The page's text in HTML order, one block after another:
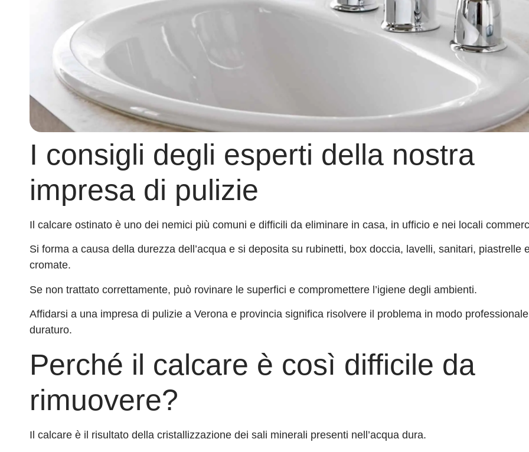
I consigli degli esperti della nostra
impresa di pulizie
Il calcare ostinato è uno dei nemici più comuni e difficili da eliminare in casa, in ufficio e nei locali
Si forma a causa della durezza dell’acqua e si deposita su rubinetti, box doccia, lavelli, sanitari, piastrelle
cromate.
Se non trattato correttamente, può rovinare le superfici e compromettere l’igiene degli ambienti.
Affidarsi a una impresa di pulizie a Verona e provincia significa risolvere il problema in modo
duraturo.
Perché il calcare è così difficile da
rimuovere?
Il calcare è il risultato della cristallizzazione dei sali minerali presenti nell’acqua dura.